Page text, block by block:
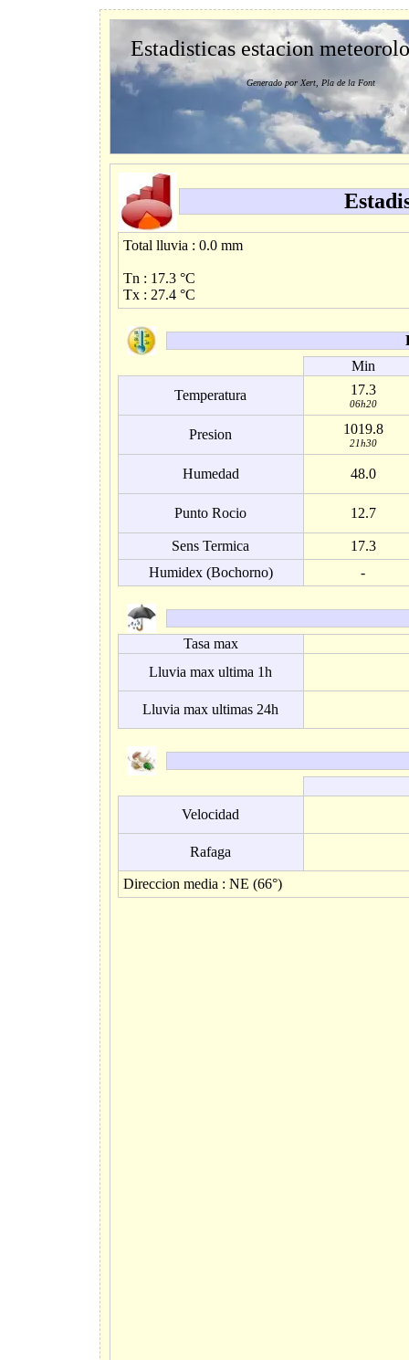
Estadisticas estacion
Generado por Xert, Pla de la Font